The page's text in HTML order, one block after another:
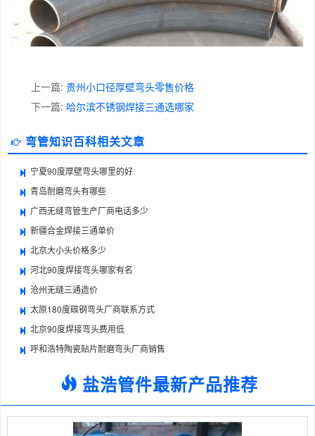
上一篇: 贵州小口径厚壁弯头零售价格
下一篇: 哈尔滨不锈钢焊接三通选哪家
弯管知识百科相关文章
宁夏90度厚壁弯头哪里的好
青岛耐磨弯头有哪些
广西无缝弯管生产厂商电话多少
新疆合金焊接三通单价
北京大小头价格多少
河北90度焊接弯头哪家有名
沧州无缝三通造价
太原180度碳钢弯头厂商联系方式
北京90度焊接弯头费用低
呼和浩特陶瓷贴片耐磨弯头厂商销售
盐浩管件最新产品推荐